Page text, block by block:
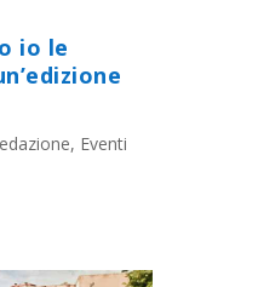
io le
, Eventi